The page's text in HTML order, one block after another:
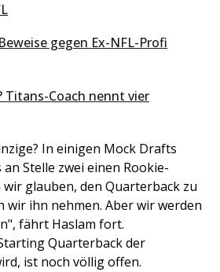
gegen Ex-NFL-Profi
Titans-Coach nennt vier
In einigen Mock Drafts
Stelle zwei einen Rookie-
wir glauben, den Quarterback zu
wir ihn nehmen. Aber wir werden
fährt Haslam fort.
Quarterback der
ist noch völlig offen.